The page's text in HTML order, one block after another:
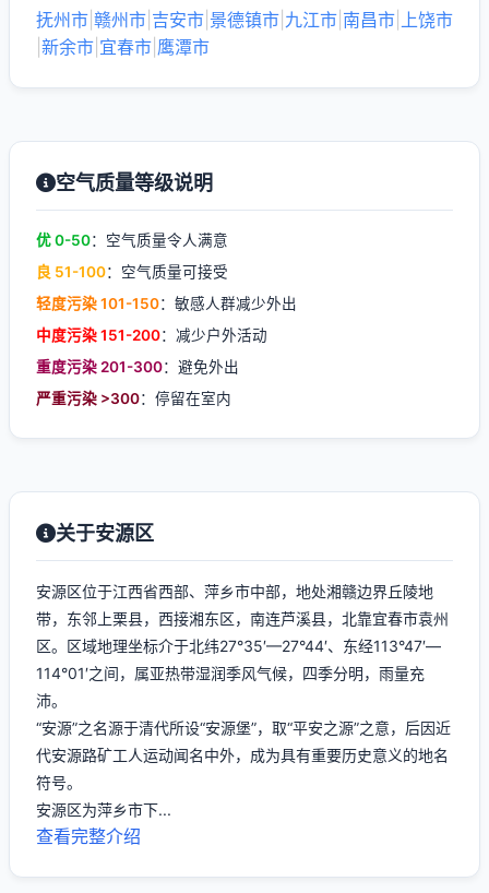
抚州市 赣州市 吉安市 景德镇市 九江市 南昌市 上饶市
新余市 宜春市 鹰潭市
空气质量等级说明
优 0-50：空气质量令人满意
良 51-100：空气质量可接受
轻度污染 101-150：敏感人群减少外出
中度污染 151-200：减少户外活动
重度污染 201-300：避免外出
严重污染 >300：停留在室内
关于安源区
安源区位于江西省西部、萍乡市中部，地处湘赣边界丘陵地
带，东邻上栗县，西接湘东区，南连芦溪县，北靠宜春市袁州
区。区域地理坐标介于北纬27°35′—27°44′、东经113°47′—
114°01′之间，属亚热带湿润季风气候，四季分明，雨量充
沛。
“安源”之名源于清代所设“安源堡”，取“平安之源”之意，后因近
代安源路矿工人运动闻名中外，成为具有重要历史意义的地名
符号。
安源区为萍乡市下...
查看完整介绍